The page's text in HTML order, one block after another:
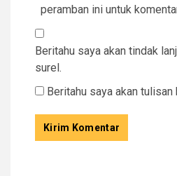
peramban ini untuk
Beritahu saya akan tindak
surel.
Beritahu saya akan